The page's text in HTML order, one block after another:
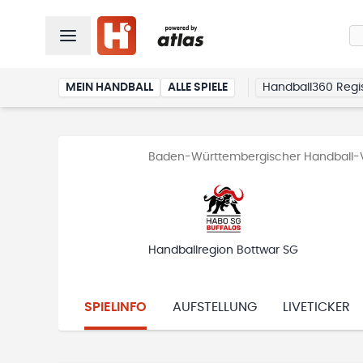
MEIN HANDBALL ALLE SPIELE Handball360
Baden-Württembergischer
Handballregion Bottwar SG
SPIELINFO AUFSTELLUNG LIVETICKER